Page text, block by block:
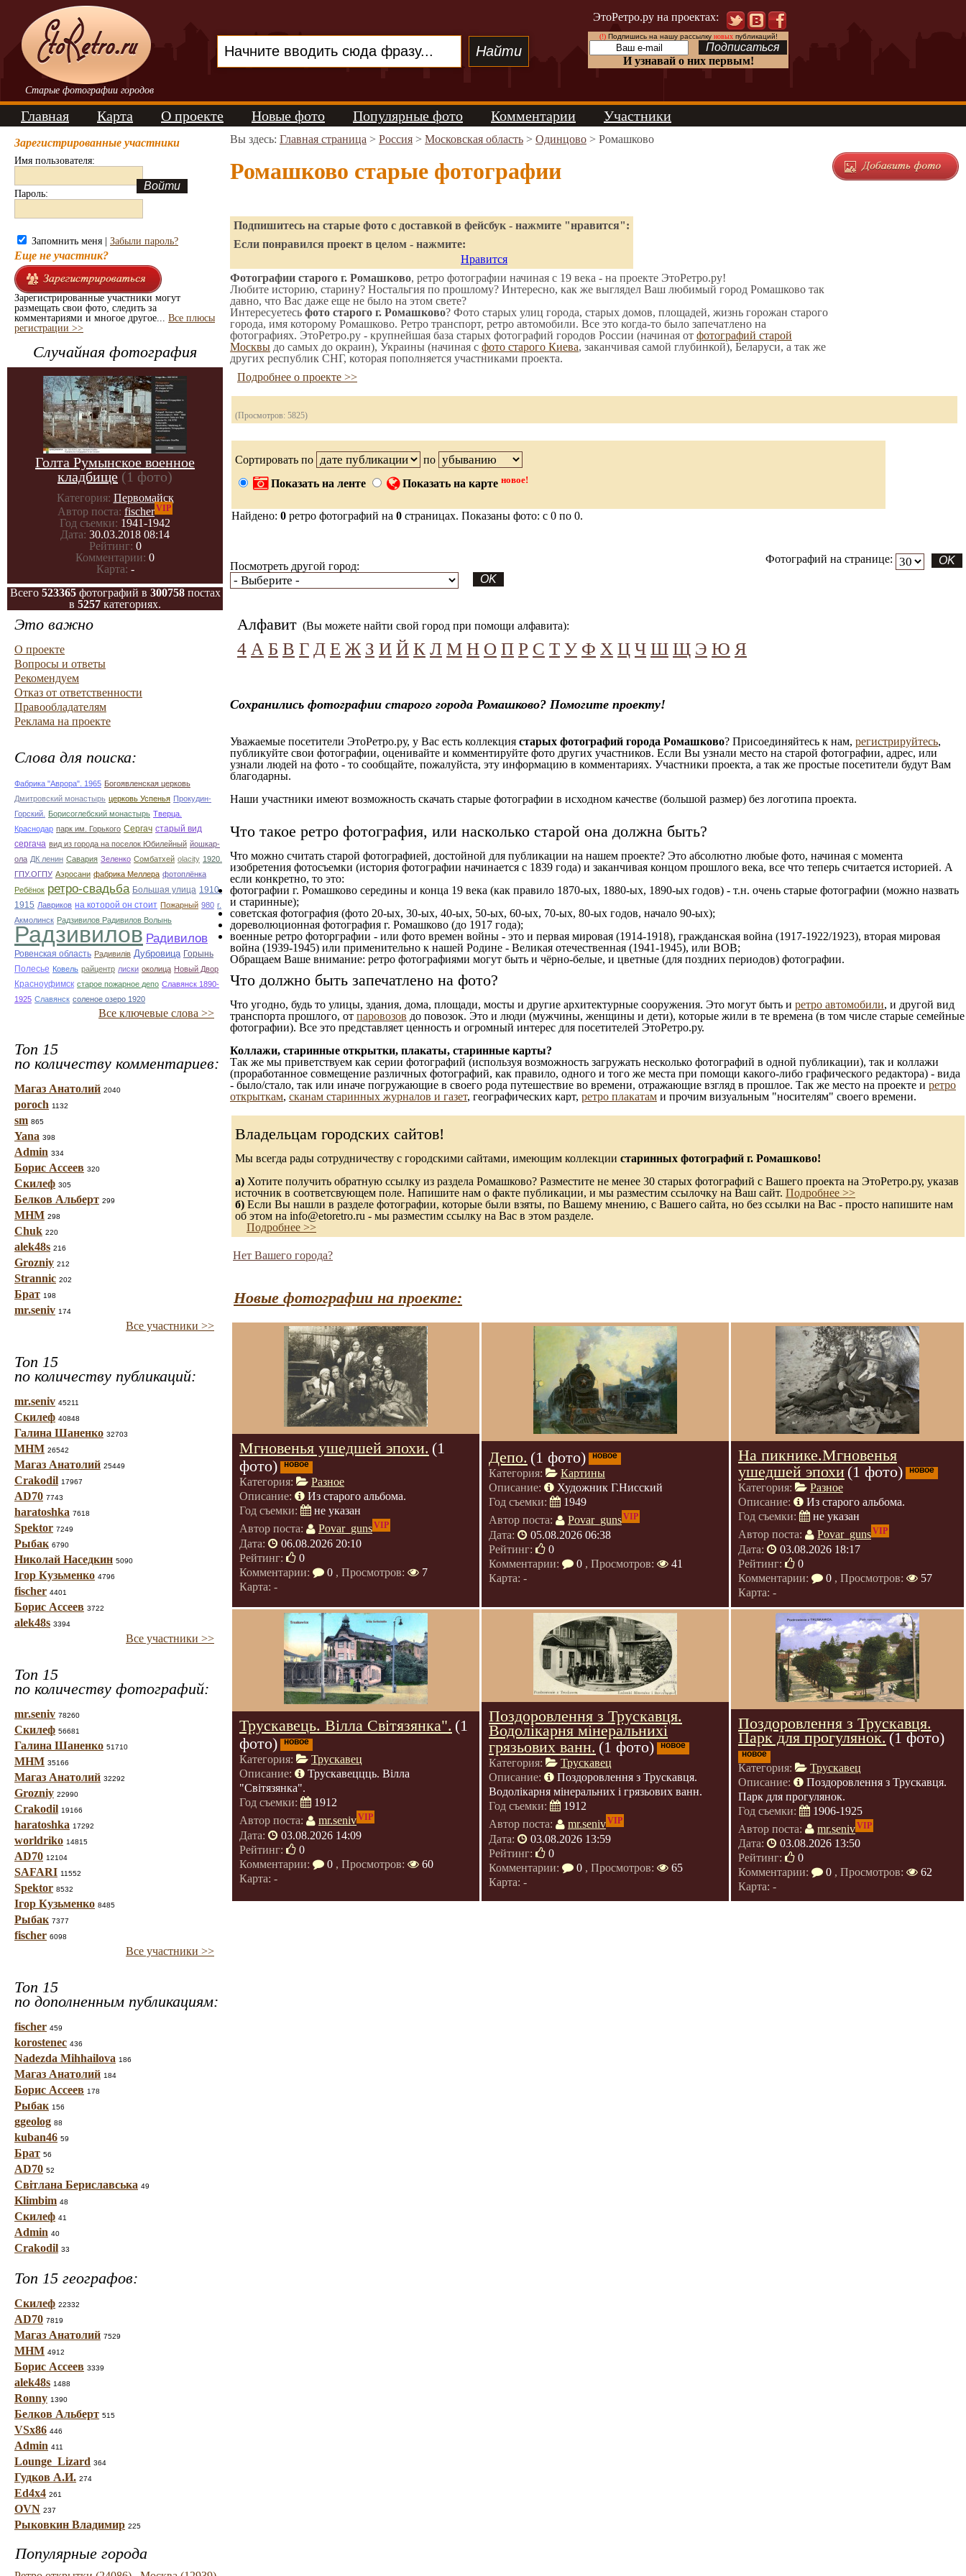
Старые фотографии городов
ЭтоРетро.ру на проектах:
(!)Подпишись на нашу рассылку новыхпубликаций!
И узнавай о них первым!
Главная Карта О проекте Новые фото Популярные фото Комментарии Участники
Зарегистрированные участники
Имя пользователя:
Пароль:
Запомнить меня | Забыли пароль?
Еще не участник?
Зарегистрированные участники могут
размещать свои фото, следить за
комментариями и многое другое... Все плюсы
регистрации >>
Случайная фотография
Голта Румынское военное
кладбище (1 фото)
Категория: Первомайск
Автор поста: fischerVIP
Год съемки: 1941-1942
Дата: 30.03.2018 08:14
Рейтинг: 0
Комментарии: 0
Карта: -
Всего 523365фотографий в 300758постах
в 5257 категориях.
Это важно
О проекте
Вопросы и ответы
Рекомендуем
Отказ от ответственности
Правообладателям
Реклама на проекте
Слова для поиска:
Фабрика "Аврора". 1965 Богоявленская церковь
Дмитровский монастырь церковь Успенья Прокудин-
Горский.
Борисоглебский монастырь Тверца.
Краснодар парк им. Горького Сергач старый вид
сергача вид из города на поселок Юбилейный йошкар-
ола ДК ленин Савария Зеленко Сомбатхей olacity 1920.
ГПУ.ОГПУ Аэросани фабрика Меллера фотоплёнка
Ребёнок ретро-свадьба Большая улица 1910-
1915 Лавриков на которой он стоит Пожарный 980 г.
Акмолинск Радзивилов Радивилов Волынь
Радзивилов Радивилов
Ровенская область Радивилiв Дубровица Горынь
Полесье Ковель райцентр лиски околица Новый Двор
Красноуфимск старое пожарное депо Славянск 1890-
1925 Славянск соленое озеро 1920
Все ключевые слова >>
Топ 15
по количеству комментариев:
Магаз Анатолий 2040
poroch 1132
sm 865
Yana 398
Admin 334
Борис Ассеев 320
Скилеф 305
Белков Альберт 299
МНМ 298
Chuk 220
alek48s 216
Grozniy 212
Strannic 202
Брат 198
mr.seniv 174
Все участники >>
Топ 15
по количеству публикаций:
mr.seniv 45211
Скилеф 40848
Галина Шаненко 32703
МНМ 26542
Магаз Анатолий 25449
Crakodil 17967
AD70 7743
haratoshka 7618
Spektor 7249
Рыбак 6790
Николай Наседкин 5090
Ігор Кузьменко 4796
fischer 4401
Борис Ассеев 3722
alek48s 3394
Все участники >>
Топ 15
по количеству фотографий:
mr.seniv 78260
Скилеф 56681
Галина Шаненко 51710
МНМ 35166
Магаз Анатолий 32292
Grozniy 22990
Crakodil 19166
haratoshka 17292
worldriko 14815
AD70 12104
SAFARI 11552
Spektor 8532
Ігор Кузьменко 8485
Рыбак 7377
fischer 6098
Все участники >>
Топ 15
по дополненным публикациям:
fischer 459
korostenec 436
Nadezda Mihhailova 186
Магаз Анатолий 184
Борис Ассеев 178
Рыбак 156
ggeolog 88
kuban46 59
Брат 56
AD70 52
Світлана Бериславська 49
Klimbim 48
Скилеф 41
Admin 40
Crakodil 33
Топ 15 географов:
Скилеф 22332
AD70 7819
Магаз Анатолий 7529
МНМ 4912
Борис Ассеев 3339
alek48s 1488
Ronny 1390
Белков Альберт 515
VSx86 446
Admin 411
Lounge_Lizard 364
Гудков А.И. 274
Ed4x4 261
OVN 237
Рыковкин Владимир 225
Популярные города
Вы здесь: Главная страница > Россия > Московская область > Одинцово > Ромашково
Ромашково старые фотографии
Подпишитесь на старые фото с доставкой в фейсбук - нажмите "нравится":
Если понравился проект в целом - нажмите:
Нравится
Фотографии старого г. Ромашково, ретро фотографии начиная с 19 века - на проекте ЭтоРетро.ру!
Любите историю, старину? Ностальгия по прошлому? Интересно, как же выглядел Ваш любимый город Ромашково так
давно, что Вас даже еще не было на этом свете?
Интересуетесь фото старого г. Ромашково? Фото старых улиц города, старых домов, площадей, жизнь горожан старого
города, имя которому Ромашково. Ретро транспорт, ретро автомобили. Все это когда-то было запечатлено на
фотографиях. ЭтоРетро.ру - крупнейшая база старых фотографий городов России (начиная от фотографий старой
Москвы до самых до окраин), Украины (начиная с фото старого Киева, заканчивая самой глубинкой), Беларуси, а так же
других республик СНГ, которая пополняется участниками проекта.
Подробнее о проекте >>
(Просмотров: 5825)
Сортировать по
по
Показать на ленте
Показать на карте новое!
Найдено: 0 ретро фотографий на 0 страницах. Показаны фото: с 0 по 0.
Посмотреть другой город:
Фотографий на странице:
Алфавит (Вы можете найти свой город при помощи алфавита):
4 А Б В Г Д Е Ж З И Й К Л М Н О П Р С Т У Ф Х Ц Ч Ш Щ Э Ю Я
Сохранились фотографии старого города Ромашково? Помогите проекту!
Уважаемые посетители ЭтоРетро.ру, у Вас есть коллекция старых фотографий города Ромашково? Присоединяйтесь к нам, регистрируйтесь,
публикуйте свои фотографии, оценивайте и комментируйте фото других участников. Если Вы узнали место на старой фотографии, адрес, или
узнали людей на фото - то сообщайте, пожалуйста, эту информацию в комментариях. Участники проекта, а так же простые посетители будут Вам
благодарны.
Наши участники имеют возможность скачать старые фотографии в исходном качестве (большой размер) без логотипа проекта.
Что такое ретро фотография, или насколько старой она должна быть?
Что можно считать старой фотографией, достойной для публикации на нашем проекте? Это абсолютно любые фото, начиная c момента
изобретения фотосъемки (история фотографии начинается с 1839 года) и заканчивая концом прошлого века, все что теперь считается историей. А
если конкретно, то это:
фотографии г. Ромашково середины и конца 19 века (как правило 1870-ых, 1880-ых, 1890-ых годов) - т.н. очень старые фотографии (можно назвать
и старинные);
советская фотография (фото 20-ых, 30-ых, 40-ых, 50-ых, 60-ых, 70-ых, 80-ых годов, начало 90-ых);
дореволюционная фотография г. Ромашково (до 1917 года);
военные ретро фоторграфии - или фото времен войны - это и первая мировая (1914-1918), гражданская война (1917-1922/1923), вторая мировая
война (1939-1945) или применительно к нашей Родине - Великая отечественная (1941-1945), или ВОВ;
Обращаем Ваше внимание: ретро фотографиями могут быть и чёрно-белые, и цветные (для поздних периодов) фотографии.
Что должно быть запечатлено на фото?
Что угодно, будь то улицы, здания, дома, площади, мосты и другие архитектурные сооружения. Это могут быть и ретро автомобили, и другой вид
транспорта прошлого, от паровозов до повозок. Это и люди (мужчины, женщины и дети), которые жили в те времена (в том числе старые семейные
фотографии). Все это представляет ценность и огромный интерес для посетителей ЭтоРетро.ру.
Коллажи, старинные открытки, плакаты, старинные карты?
Так же мы приветствуем как серии фотографий (используя возможность загружать несколько фотографий в одной публикации), так и коллажи
(проработанное совмещение различных фотографий, как правило, одного и того же места при помощи какого-либо графического редактора) - вида
- было/стало, так или иначе погружающие в своего рода путешествие во времени, отражающие взгляд в прошлое. Так же место на проекте и ретро
открыткам, сканам старинных журналов и газет, географических карт, ретро плакатам и прочим визуальным "носителям" своего времени.
Владельцам городских сайтов!
Мы всегда рады сотрудничеству с городскими сайтами, имеющим коллекции старинных фотографий г. Ромашково!
а) Хотите получить обратную ссылку из раздела Ромашково? Разместите не менее 30 старых фотографий с Вашего проекта на ЭтоРетро.ру, указав
источник в соответсвующем поле. Напишите нам о факте публикации, и мы разместим ссылочку на Ваш сайт. Подробнее >>
б) Если Вы нашли в разделе фотографии, которые были взяты, по Вашему мнению, с Вашего сайта, но без ссылки на Вас - просто напишите нам
об этом на info@etoretro.ru - мы разместим ссылку на Вас в этом разделе.
Подробнее >>
Нет Вашего города?
Новые фотографии на проекте:
Мгновенья ушедшей эпохи. (1
фото)
новое
Категория:
Разное
Описание:
Из старого альбома.
Год съемки:
не указан
Автор поста:
Povar_gunsVIP
Дата:
06.08.2026 20:10
Рейтинг:
0
Комментарии:
0 , Просмотров:
7
Карта: -
Депо. (1 фото) новое
Категория:
Картины
Описание:
Художник Г.Нисский
Год съемки:
1949
Автор поста:
Povar_gunsVIP
Дата:
05.08.2026 06:38
Рейтинг:
0
Комментарии:
0 , Просмотров:
41
Карта: -
На пикнике.Мгновенья
ушедшей эпохи (1 фото) новое
Категория:
Разное
Описание:
Из старого альбома.
Год съемки:
не указан
Автор поста:
Povar_gunsVIP
Дата:
03.08.2026 18:17
Рейтинг:
0
Комментарии:
0 , Просмотров:
57
Карта: -
Трускавець. Вілла Світязянка". (1
фото)
новое
Категория:
Трускавец
Описание:
Трускавеццць. Вілла
"Світязянка".
Год съемки:
1912
Автор поста:
mr.senivVIP
Дата:
03.08.2026 14:09
Рейтинг:
0
Комментарии:
0 , Просмотров:
60
Карта: -
Поздоровлення з Трускавця.
Водолікарня мінеральнихі
грязьових ванн. (1 фото) новое
Категория:
Трускавец
Описание:
Поздоровлення з Трускавця.
Водолікарня мінеральних і грязьових ванн.
Год съемки:
1912
Автор поста:
mr.senivVIP
Дата:
03.08.2026 13:59
Рейтинг:
0
Комментарии:
0 , Просмотров:
65
Карта: -
Поздоровлення з Трускавця.
Парк для прогулянок.(1 фото)
новое
Категория:
Трускавец
Описание:
Поздоровлення з Трускавця.
Парк для прогулянок.
Год съемки:
1906-1925
Автор поста:
mr.senivVIP
Дата:
03.08.2026 13:50
Рейтинг:
0
Комментарии:
0 , Просмотров:
62
Карта: -